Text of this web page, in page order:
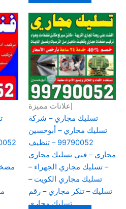
إعلانات مميزة
تسليك مجاري – شركة
تسليك مجاري – أبوحسين
99790052 – تنظيف
مجاري – فني تسليك مجاري
– تسليك مجاري الجهراء –
تسليك مجاري الكويت –
تسليك – تنكر مجاري – رقم
تسليك مجاري